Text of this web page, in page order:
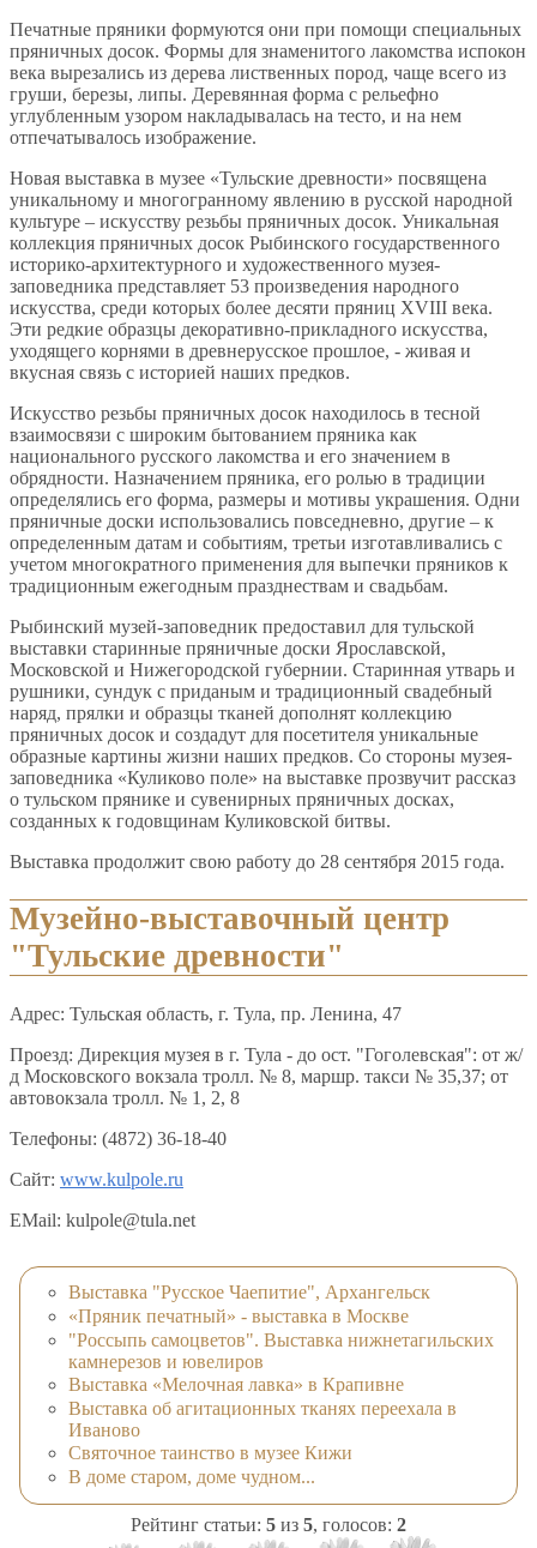
Печатные пряники формуются они при помощи специальных
пряничных досок. Формы для знаменитого лакомства испокон
века вырезались из дерева лиственных пород, чаще всего из
груши, березы, липы. Деревянная форма с рельефно
углубленным узором накладывалась на тесто, и на нем
отпечатывалось изображение.
Новая выставка в музее «Тульские древности» посвящена
уникальному и многогранному явлению в русской народной
культуре – искусству резьбы пряничных досок. Уникальная
коллекция пряничных досок Рыбинского государственного
историко-архитектурного и художественного музея-
заповедника представляет 53 произведения народного
искусства, среди которых более десяти пряниц XVIII века.
Эти редкие образцы декоративно-прикладного искусства,
уходящего корнями в древнерусское прошлое, - живая и
вкусная связь с историей наших предков.
Искусство резьбы пряничных досок находилось в тесной
взаимосвязи с широким бытованием пряника как
национального русского лакомства и его значением в
обрядности. Назначением пряника, его ролью в традиции
определялись его форма, размеры и мотивы украшения. Одни
пряничные доски использовались повседневно, другие – к
определенным датам и событиям, третьи изготавливались с
учетом многократного применения для выпечки пряников к
традиционным ежегодным празднествам и свадьбам.
Рыбинский музей-заповедник предоставил для тульской
выставки старинные пряничные доски Ярославской,
Московской и Нижегородской губернии. Старинная утварь и
рушники, сундук с приданым и традиционный свадебный
наряд, прялки и образцы тканей дополнят коллекцию
пряничных досок и создадут для посетителя уникальные
образные картины жизни наших предков. Со стороны музея-
заповедника «Куликово поле» на выставке прозвучит рассказ
о тульском прянике и сувенирных пряничных досках,
созданных к годовщинам Куликовской битвы.
Выставка продолжит свою работу до 28 сентября 2015 года.
Музейно-выставочный центр
"Тульские древности"
Адрес: Тульская область, г. Тула, пр. Ленина, 47
Проезд: Дирекция музея в г. Тула - до ост. "Гоголевская": от ж/
д Московского вокзала тролл. № 8, маршр. такси № 35,37; от
автовокзала тролл. № 1, 2, 8
Телефоны: (4872) 36-18-40
Сайт: www.kulpole.ru
EMail: kulpole@tula.net
Выставка "Русское Чаепитие", Архангельск
«Пряник печатный» - выставка в Москве
"Россыпь самоцветов". Выставка нижнетагильских
камнерезов и ювелиров
Выставка «Мелочная лавка» в Крапивне
Выставка об агитационных тканях переехала в
Иваново
Святочное таинство в музее Кижи
В доме старом, доме чудном...
Рейтинг статьи: 5 из 5, голосов: 2